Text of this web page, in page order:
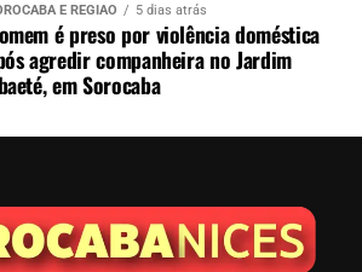
E REGIÃO 5 dias atrás
é preso por violência doméstica
agredir companheira no Jardim
em Sorocaba